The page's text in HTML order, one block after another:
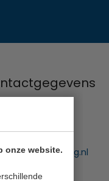
onze website.
B.V.
NB Haarlem
info@innofunding.nl